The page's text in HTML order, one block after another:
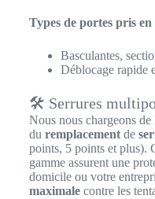
Types de portes pris en
Basculantes,
Déblocage rapide
🛠️ Serrures
Nous nous chargeons de
du remplacementde
points, 5 points et plus).
gamme assurent une
domicile ou votre
maximalecontre les